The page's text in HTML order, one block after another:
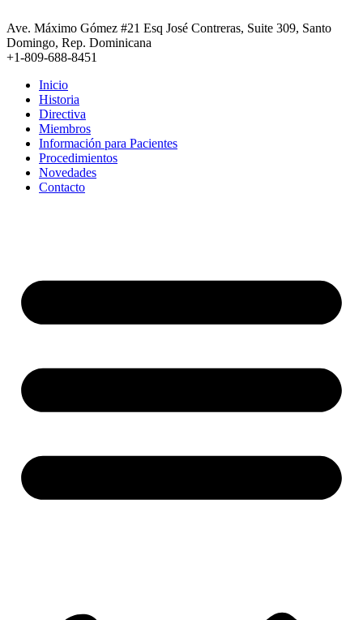
al
contenido
Ave. Máximo Gómez #21 Esq José Contreras, Suite 309, Santo
Domingo, Rep. Dominicana
+1-809-688-8451
Inicio
Historia
Directiva
Miembros
Información para Pacientes
Procedimientos
Novedades
Contacto